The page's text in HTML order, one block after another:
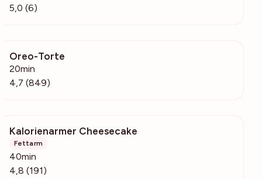
5,0 (6)
Oreo-Torte
20min
4,7 (849)
Kalorienarmer Cheesecake
Fettarm
40min
4,8 (191)